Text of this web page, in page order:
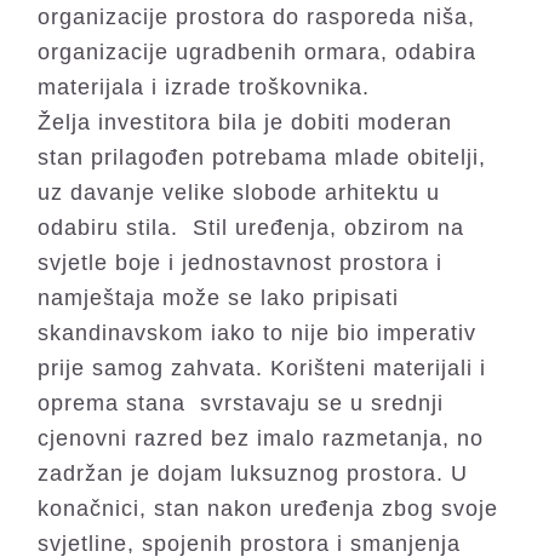
organizacije prostora do rasporeda niša,
organizacije ugradbenih ormara, odabira
materijala i izrade troškovnika.
Želja investitora bila je dobiti moderan
stan prilagođen potrebama mlade obitelji,
uz davanje velike slobode arhitektu u
odabiru stila. Stil uređenja, obzirom na
svjetle boje i jednostavnost prostora i
namještaja može se lako pripisati
skandinavskom iako to nije bio imperativ
prije samog zahvata. Korišteni materijali i
oprema stana svrstavaju se u srednji
cjenovni razred bez imalo razmetanja, no
zadržan je dojam luksuznog prostora. U
konačnici, stan nakon uređenja zbog svoje
svjetline, spojenih prostora i smanjenja